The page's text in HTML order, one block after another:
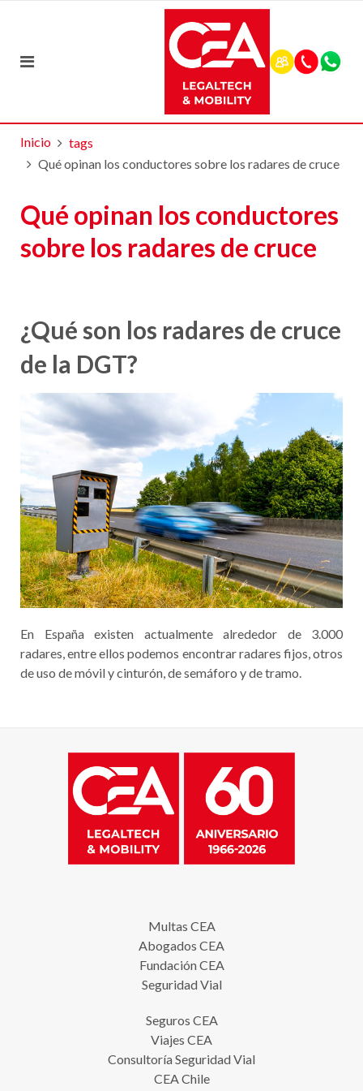
Inicio
tags
Qué opinan los conductores sobre los radares de cruce
Qué opinan los conductores
sobre los radares de cruce
¿Qué son los radares de cruce
de la DGT?
En España existen actualmente alrededor de 3.000
radares, entre ellos podemos encontrar radares fijos, otros
de uso de móvil y cinturón, de semáforo y de tramo.
Multas CEA
Abogados CEA
Fundación CEA
Seguridad Vial
Seguros CEA
Viajes CEA
Consultoría Seguridad Vial
CEA Chile